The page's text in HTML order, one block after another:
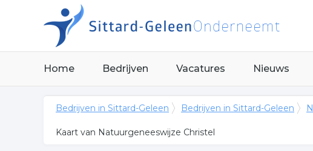
Home Bedrijven Vacatures Nieuws
Bedrijven in Sittard-Geleen Bedrijven in Sittard-Geleen
Kaart van Natuurgeneeswijze Christel